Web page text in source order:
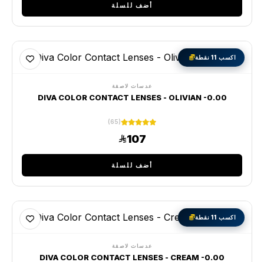
أضف للسلة
اكسب 11 نقطة
عدسات لاصقة
DIVA COLOR CONTACT LENSES - OLIVIAN -0.00
(65)
107
أضف للسلة
اكسب 11 نقطة
عدسات لاصقة
DIVA COLOR CONTACT LENSES - CREAM -0.00